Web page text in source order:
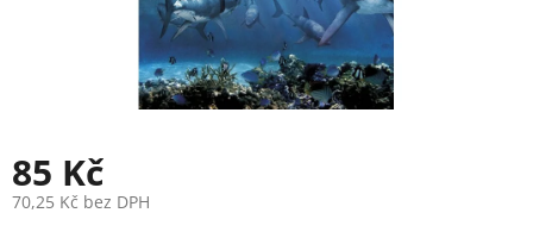
85 Kč
70,25 Kč bez DPH